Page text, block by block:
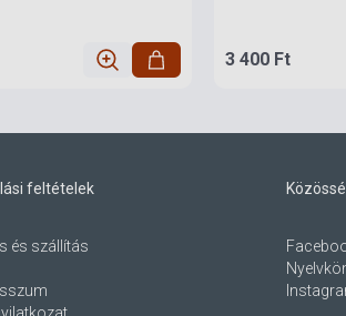
3 400 Ft
feltételek
és szállítás